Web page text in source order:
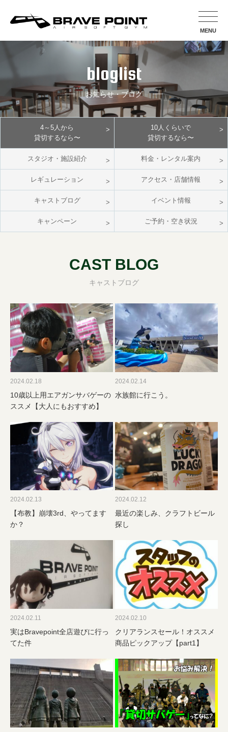
MENU
bloglist
お知らせ・ブログ
4～5人から
貸切するなら〜
10人くらいで
貸切するなら〜
スタジオ・施設紹介 料金・レンタル案内
レギュレーション アクセス・店舗情報
キャストブログ イベント情報
キャンペーン ご予約・空き状況
CAST BLOG
キャストブログ
2024.02.18
10歳以上用エアガンサバゲーの
ススメ【大人にもおすすめ】
2024.02.14
水族館に行こう。
2024.02.13
【布教】崩壊3rd、やってます
か？
2024.02.12
最近の楽しみ、クラフトビール
探し
2024.02.11
実はBravepoint全店遊びに行っ
てた件
2024.02.10
クリアランスセール！オススメ
商品ピックアップ【part1】